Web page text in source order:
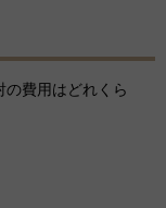
費用はどれくら